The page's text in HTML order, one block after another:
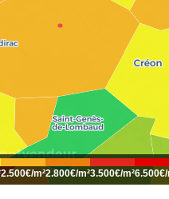
2.500€/m²2.800€/m²3.500€/m²6.500€/